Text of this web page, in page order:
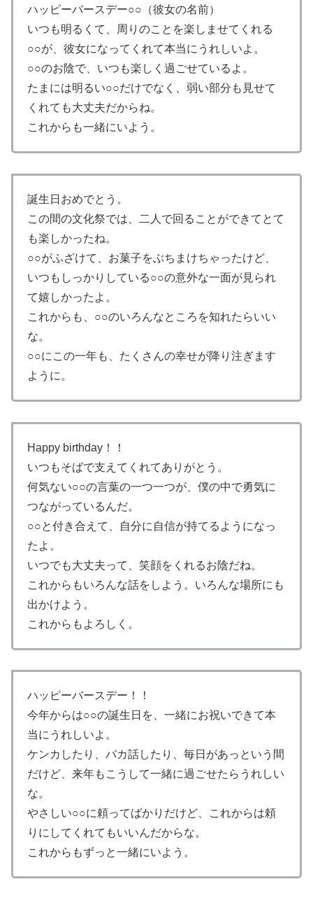
ハッピーバースデー○○（彼女の名前）
いつも明るくて、周りのことを楽しませてくれる
○○が、彼女になってくれて本当にうれしいよ。
○○のお陰で、いつも楽しく過ごせているよ。
たまには明るい○○だけでなく、弱い部分も見せて
くれても大丈夫だからね。
これからも一緒にいよう。
誕生日おめでとう。
この間の文化祭では、二人で回ることができてとて
も楽しかったね。
○○がふざけて、お菓子をぶちまけちゃったけど、
いつもしっかりしている○○の意外な一面が見られ
て嬉しかったよ。
これからも、○○のいろんなところを知れたらいい
な。
○○にこの一年も、たくさんの幸せが降り注ぎます
ように。
Happy birthday！！
いつもそばで支えてくれてありがとう。
何気ない○○の言葉の一つ一つが、僕の中で勇気に
つながっているんだ。
○○と付き合えて、自分に自信が持てるようになっ
たよ。
いつでも大丈夫って、笑顔をくれるお陰だね。
これからもいろんな話をしよう。いろんな場所にも
出かけよう。
これからもよろしく。
ハッピーバースデー！！
今年からは○○の誕生日を、一緒にお祝いできて本
当にうれしいよ。
ケンカしたり、バカ話したり、毎日があっという間
だけど、来年もこうして一緒に過ごせたらうれしい
な。
やさしい○○に頼ってばかりだけど、これからは頼
りにしてくれてもいいんだからな。
これからもずっと一緒にいよう。